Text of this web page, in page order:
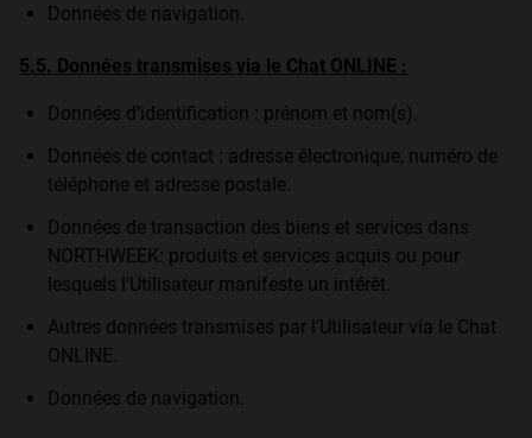
Données de navigation.
5.5. Données transmises via le Chat ONLINE :
Données d’identification : prénom et nom(s).
Données de contact : adresse électronique, numéro de
téléphone et adresse postale.
Données de transaction des biens et services dans
NORTHWEEK: produits et services acquis ou pour
lesquels l'Utilisateur manifeste un intérêt.
Autres données transmises par l’Utilisateur via le Chat
ONLINE.
Données de navigation.